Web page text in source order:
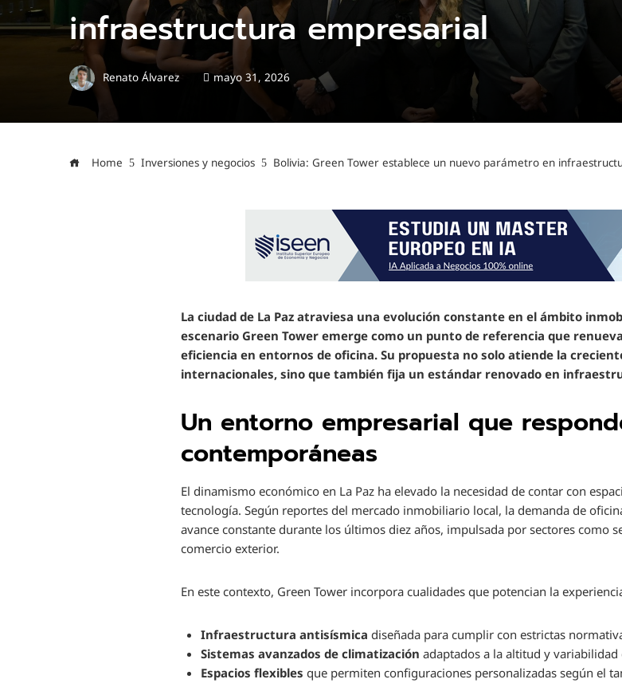
infraestructura empresarial
Renato Álvarez mayo 31, 2026
Home Inversiones y negocios Bolivia: Green Tower establece un nuevo parámetro en
La ciudad de La Paz atraviesa una evolución constante en el ámbito
escenario Green Tower emerge como un punto de referencia que
eficiencia en entornos de oficina. Su propuesta no solo atiende la
internacionales, sino que también fija un estándar renovado en
Un entorno empresarial que
contemporáneas
El dinamismo económico en La Paz ha elevado la necesidad de contar con
tecnología. Según reportes del mercado inmobiliario local, la demanda de
avance constante durante los últimos diez años, impulsada por sectores como
comercio exterior.
En este contexto, Green Tower incorpora cualidades que potencian la
Infraestructura antisísmica diseñada para cumplir con estrictas
Sistemas avanzados de climatización adaptados a la altitud y variabilidad
Espacios flexibles que permiten configuraciones personalizadas según el